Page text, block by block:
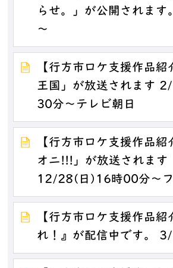
らせ。」が公開されま
～
【行方市ロケ支援作品紹
王国」が放送されます
30分～テレビ朝日
【行方市ロケ支援作品紹
オニ!!!」が放送されます
12/28(日)16時00分～フ
【行方市ロケ支援作品紹
れ！』が配信中です。